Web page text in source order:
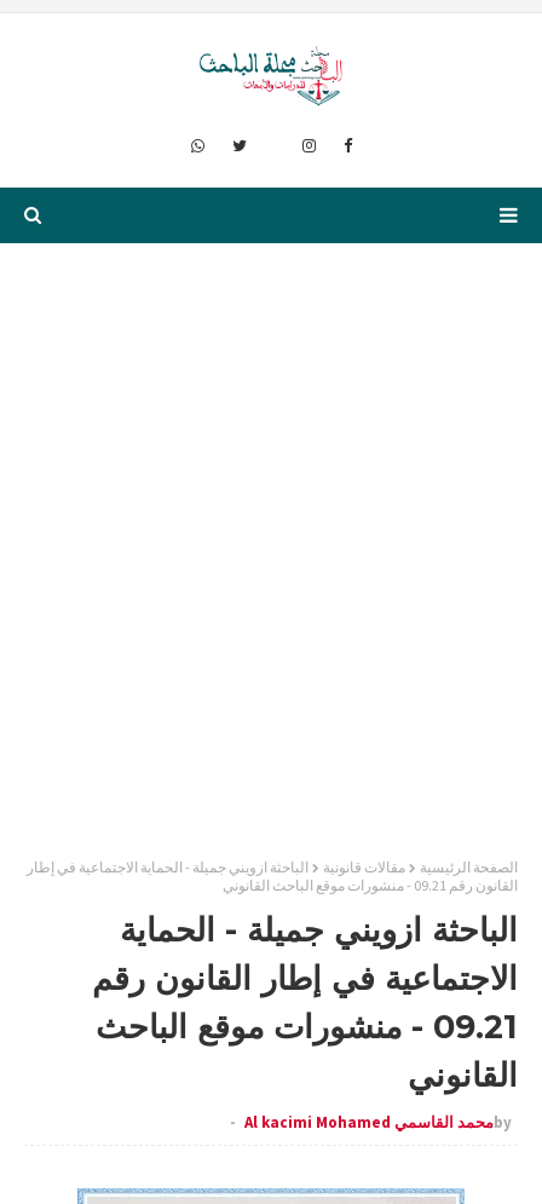
الصفحة الرئيسية مقالات قانونية
الباحثة ازويني جميلة - الحماية الاجتماعية في إطار
القانون رقم 09.21 - منشورات موقع الباحث القانوني
الباحثة ازويني جميلة - الحماية
الاجتماعية في إطار القانون رقم
09.21 - منشورات موقع الباحث
القانوني
byمحمد القاسمي Al kacimi Mohamed